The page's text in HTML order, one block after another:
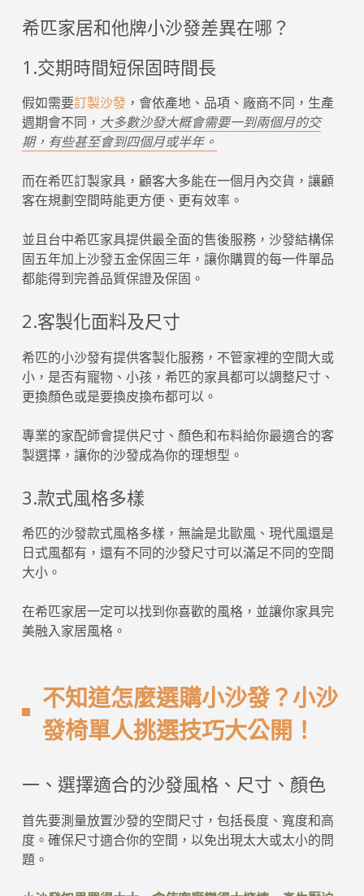
希匹家居和他牌小沙發差異在哪？
1.交期時間短保固時間長
假如需要訂製沙發，會依產地、品項、廠商不同，生產
週期會不同， 大多數沙發大概會需要一到兩個月的交
期，有些甚至會到四個月或半年。
而在希匹訂製家具，顧客大多能在一個月內交貨，讓顧
客在規劃空間時能更方便、更有效率。
並且台中希匹家具提供最全面的售後服務，沙發結構保
固五年加上沙發五金保固三年，讓你購買的每一件單品
都能得到完善品質保證及保固。
2.客製化面料及尺寸
希匹的小沙發有提供客製化服務，不管家裡的空間大或
小，是否有寵物、小孩，希匹的家具都可以調整尺寸、
更換顏色或是要換皮換布都可以。
專業的家配師會提供尺寸、顏色和布料給你最適合的客
製選擇，讓你的沙發成為你的理想型。
3.款式風格多樣
希匹的沙發款式風格多樣，無論是北歐風、現代風還是
日式風都有，還有不同的沙發尺寸可以滿足不同的空間
大小。
在希匹家居一定可以找到你喜歡的風格，並讓你家具完
美融入家居風格。
不知道怎麼選購小沙發？小沙
發椅單人挑選技巧大公開！
一、選擇適合的沙發風格、尺寸、顏色
首先要測量放置沙發的空間尺寸，包括長度、寬度和高
度。確保尺寸適合你的空間，以免出現太大或太小的問
題。